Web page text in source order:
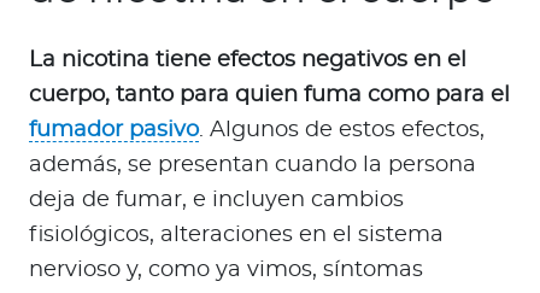
La nicotina tiene efectos negativos en el
cuerpo, tanto para quien fuma como para el
fumador pasivo. Algunos de estos efectos,
además, se presentan cuando la persona
deja de fumar, e incluyen cambios
fisiológicos, alteraciones en el sistema
nervioso y, como ya vimos, síntomas